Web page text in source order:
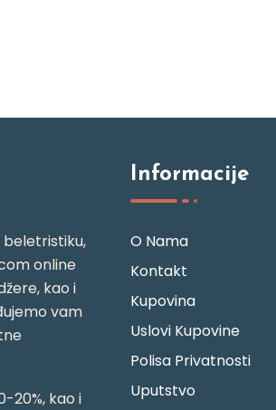
beletristiku,
online
kao i
vam
20%, kao i
Informacije
O Nama
Kontakt
Kupovina
Uslovi Kupovine
Polisa Privatnosti
Uputstvo